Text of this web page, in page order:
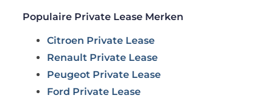
Populaire Private Lease Merken
Citroen Private Lease
Renault Private Lease
Peugeot Private Lease
Ford Private Lease